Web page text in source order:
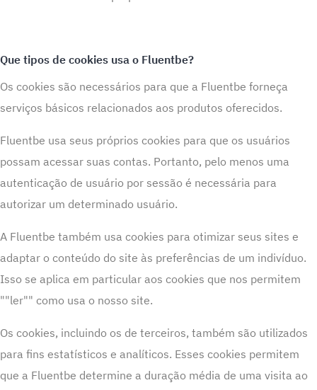
Que tipos de cookies usa o Fluentbe?
Os cookies são necessários para que a Fluentbe forneça
serviços básicos relacionados aos produtos oferecidos.
Fluentbe usa seus próprios cookies para que os usuários
possam acessar suas contas. Portanto, pelo menos uma
autenticação de usuário por sessão é necessária para
autorizar um determinado usuário.
A Fluentbe também usa cookies para otimizar seus sites e
adaptar o conteúdo do site às preferências de um indivíduo.
Isso se aplica em particular aos cookies que nos permitem
""ler"" como usa o nosso site.
Os cookies, incluindo os de terceiros, também são utilizados
para fins estatísticos e analíticos. Esses cookies permitem
que a Fluentbe determine a duração média de uma visita ao